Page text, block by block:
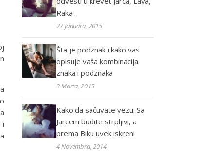
i
Raka…
27 Januara, 2015
Šta je podznak i kako vas
opisuje vaša kombinacija
znaka i podznaka
3 Marta, 2015
Kako da sačuvate vezu: Sa
Jarcem budite strpljivi, a
prema Biku uvek iskreni
4 Novembra, 2014